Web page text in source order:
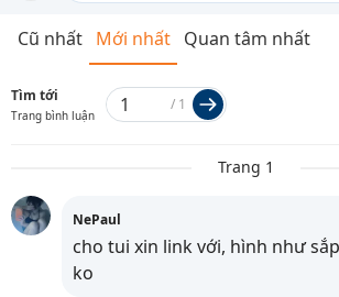
Cũ nhất Mới nhất Quan tâm nhất
Tìm tới
Trang bình luận
/ 1
Trang 1
NePaul
cho tui xin link với, hình như
ko